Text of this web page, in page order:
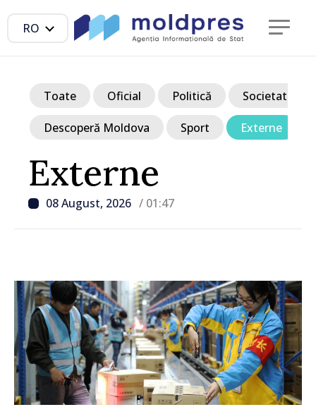
RO
Externe
08 August, 2026 / 01:47
Toate Oficial Politică Societate
Descoperă Moldova Sport Externe